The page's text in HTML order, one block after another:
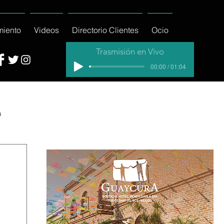
Videos Directorio Clientes Ocio
Trasmisión en Vivo
00:00 / 01:04